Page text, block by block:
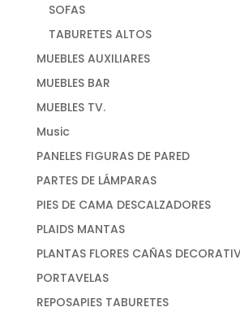
SOFAS
TABURETES ALTOS
MUEBLES AUXILIARES
MUEBLES BAR
MUEBLES TV.
Music
PANELES FIGURAS DE PARED
PARTES DE LÁMPARAS
PIES DE CAMA DESCALZADORES
PLAIDS MANTAS
PLANTAS FLORES CAÑAS
PORTAVELAS
REPOSAPIES TABURETES